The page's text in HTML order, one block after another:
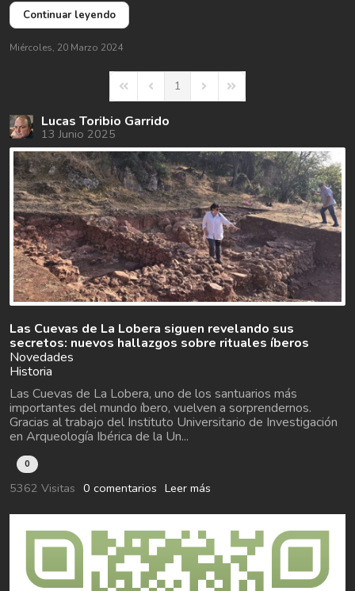
Continuar leyendo
Miércoles, 20 Marzo 2024
First PagePrevious Page
1 Next PageLast Page
Lucas Toribio Garrido
13 Junio 2025
Las Cuevas de La Lobera siguen revelando sus
secretos: nuevos hallazgos sobre rituales íberos
Novedades
Historia
Las Cuevas de La Lobera, uno de los santuarios más
importantes del mundo íbero, vuelven a sorprendernos.
Gracias al trabajo del Instituto Universitario de Investigación
en Arqueología Ibérica de la Un...
0
5362 Visitas 0 comentarios Leer más